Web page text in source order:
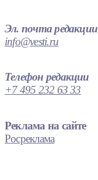
Эл. почта редакции
info@vesti.ru
Телефон редакции
+7 495 232 63 33
Реклама на сайте
Росреклама